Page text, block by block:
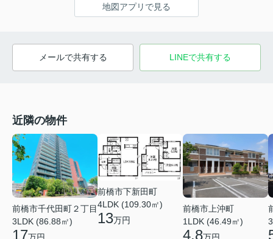
地図アプリで見る
メールで共有する LINEで共有する
近隣の物件
前橋市千代田町２丁目
3LDK (86.88㎡)
17
前橋市下新田町
4LDK (109.30㎡)
13万円
前橋市上沖町
1LDK (46.49㎡)
4.8